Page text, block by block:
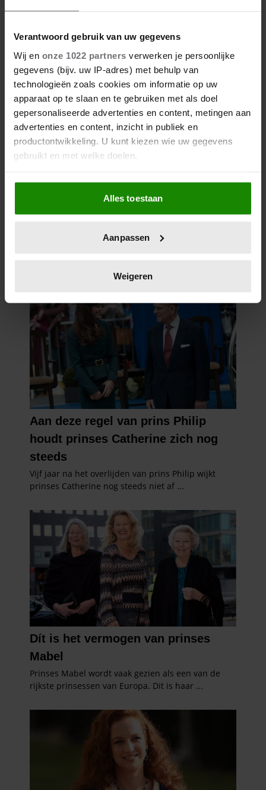
Verantwoord gebruik van uw gegevens
Wij en onze 1022 partners verwerken je persoonlijke
gegevens (bijv. uw IP-adres) met behulp van
technologieën zoals cookies om informatie op uw
apparaat op te slaan en te gebruiken met als doel
gepersonaliseerde advertenties en content, metingen aan
advertenties en content, inzicht in publiek en
productontwikkeling. U kunt kiezen wie uw gegevens
gebruikt en met welke doelen.
Als u het toestaat, willen we ook graag:
Informatie verzamelen over uw geografische
locatie, die tot een paar meter nauwkeurig kan zijn
scannen op specifieke eigenschappen (fingerprinting)
verwerkt en stel uw voorkeuren in het
intrekken in de Cookieverklaring.
We gebruiken cookies om content en advertenties te
personaliseren, om functies voor social media te bieden
en om ons websiteverkeer te analyseren. Ook delen we
informatie over uw gebruik van onze site met onze
partners voor social media, adverteren en analyse. Deze
partners kunnen deze gegevens combineren met andere
informatie die u aan ze heeft verstrekt of die ze hebben
verzameld op basis van uw gebruik van hun services. U
gaat akkoord met onze cookies als u onze website blijft
gebruiken.
Alles toestaan
Aanpassen
Weigeren